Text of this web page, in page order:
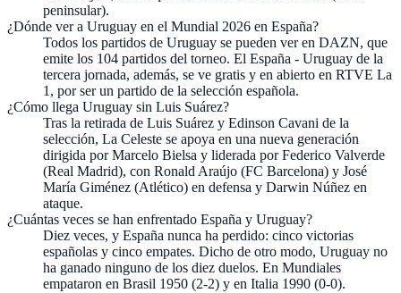
peninsular).
¿Dónde ver a Uruguay en el Mundial 2026 en España?
Todos los partidos de Uruguay se pueden ver en DAZN, que
emite los 104 partidos del torneo. El España - Uruguay de la
tercera jornada, además, se ve gratis y en abierto en RTVE La
1, por ser un partido de la selección española.
¿Cómo llega Uruguay sin Luis Suárez?
Tras la retirada de Luis Suárez y Edinson Cavani de la
selección, La Celeste se apoya en una nueva generación
dirigida por Marcelo Bielsa y liderada por Federico Valverde
(Real Madrid), con Ronald Araújo (FC Barcelona) y José
María Giménez (Atlético) en defensa y Darwin Núñez en
ataque.
¿Cuántas veces se han enfrentado España y Uruguay?
Diez veces, y España nunca ha perdido: cinco victorias
españolas y cinco empates. Dicho de otro modo, Uruguay no
ha ganado ninguno de los diez duelos. En Mundiales
empataron en Brasil 1950 (2-2) y en Italia 1990 (0-0).